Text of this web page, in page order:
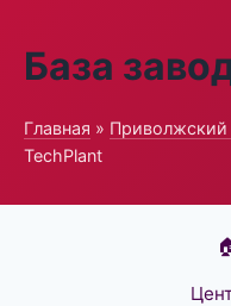
База
Главная » Приволжский
TechPlant